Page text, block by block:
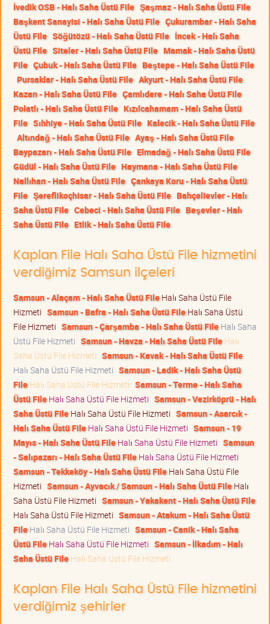
İvedik OSB - Halı Saha Üstü File Şaşmaz - Halı Saha Üstü File
Başkent Sanayisi - Halı Saha Üstü File Çukurambar - Halı Saha
Üstü File Söğütözü - Halı Saha Üstü File İncek - Halı Saha
Üstü File Siteler - Halı Saha Üstü File Mamak - Halı Saha Üstü
File Çubuk - Halı Saha Üstü File Beştepe - Halı Saha Üstü File
Pursaklar - Halı Saha Üstü File Akyurt - Halı Saha Üstü File
Kazan - Halı Saha Üstü File Çamlıdere - Halı Saha Üstü File
Polatlı - Halı Saha Üstü File Kızılcahamam - Halı Saha Üstü
File Sıhhiye - Halı Saha Üstü File Kalecik - Halı Saha Üstü File
Altındağ - Halı Saha Üstü File Ayaş - Halı Saha Üstü File
Baypazarı - Halı Saha Üstü File Elmadağ - Halı Saha Üstü File
Güdül - Halı Saha Üstü File Haymana - Halı Saha Üstü File
Nallıhan - Halı Saha Üstü File Çankaya Koru - Halı Saha Üstü
File Şereflikoçhisar - Halı Saha Üstü File Bahçelievler - Halı
Saha Üstü File Cebeci - Halı Saha Üstü File Beşevler - Halı
Saha Üstü File Etlik - Halı Saha Üstü File
Kaplan File Halı Saha Üstü File hizmetini
verdiğimiz Samsun ilçeleri
Samsun - Alaçam - Halı Saha Üstü FileHalı Saha Üstü File
Hizmeti Samsun - Bafra - Halı Saha Üstü FileHalı Saha Üstü
File Hizmeti Samsun - Çarşamba - Halı Saha Üstü FileHalı Saha
Üstü File Hizmeti Samsun - Havza - Halı Saha Üstü FileHalı
Saha Üstü File Hizmeti Samsun - Kavak - Halı Saha Üstü File
Halı Saha Üstü File Hizmeti Samsun - Ladik - Halı Saha Üstü
FileHalı Saha Üstü File Hizmeti Samsun - Terme - Halı Saha
Üstü FileHalı Saha Üstü File Hizmeti Samsun - Vezirköprü - Halı
Saha Üstü FileHalı Saha Üstü File Hizmeti Samsun - Asarcık -
Halı Saha Üstü FileHalı Saha Üstü File Hizmeti Samsun - 19
Mayıs - Halı Saha Üstü FileHalı Saha Üstü File Hizmeti Samsun
- Salıpazarı - Halı Saha Üstü FileHalı Saha Üstü File Hizmeti
Samsun - Tekkeköy - Halı Saha Üstü FileHalı Saha Üstü File
Hizmeti Samsun - Ayvacık / Samsun - Halı Saha Üstü FileHalı
Saha Üstü File Hizmeti Samsun - Yakakent - Halı Saha Üstü File
Halı Saha Üstü File Hizmeti Samsun - Atakum - Halı Saha Üstü
FileHalı Saha Üstü File Hizmeti Samsun - Canik - Halı Saha
Üstü FileHalı Saha Üstü File Hizmeti Samsun - İlkadım - Halı
Saha Üstü FileHalı Saha Üstü File Hizmeti
Kaplan File Halı Saha Üstü File hizmetini
verdiğimiz şehirler